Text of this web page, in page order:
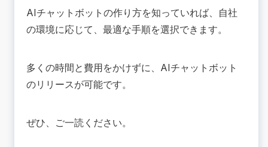
データを準備する
AIチャットボットを作って終わりにしない
メンテナンスがしやすい
サポートが充実している
り方を把握しよう！
AIチャットボットの作り方を知っていれば、自社
の環境に応じて、最適な手順を選択できます。
多くの時間と費用をかけずに、AIチャットボット
のリリースが可能です。
ぜひ、ご一読ください。